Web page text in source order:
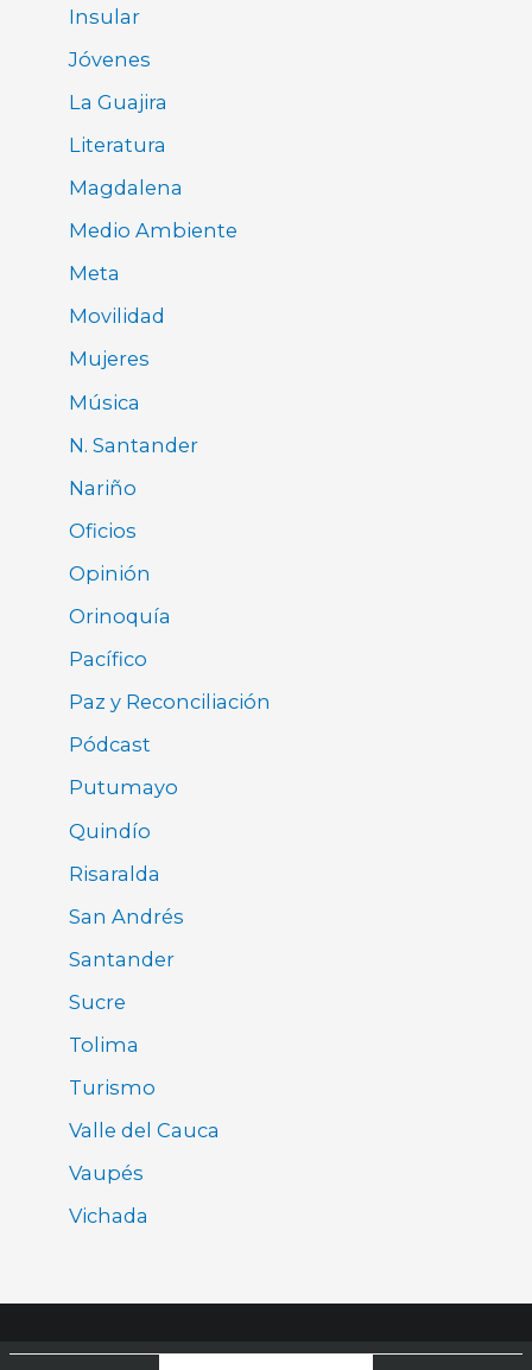
Insular
Jóvenes
La Guajira
Literatura
Magdalena
Medio Ambiente
Meta
Movilidad
Mujeres
Música
N. Santander
Nariño
Oficios
Opinión
Orinoquía
Pacífico
Paz y Reconciliación
Pódcast
Putumayo
Quindío
Risaralda
San Andrés
Santander
Sucre
Tolima
Turismo
Valle del Cauca
Vaupés
Vichada